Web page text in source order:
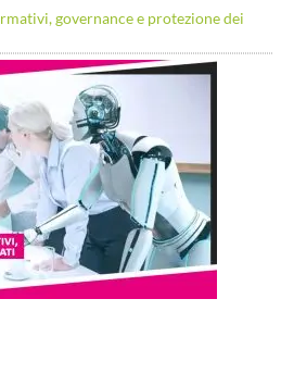
governance e protezione dei